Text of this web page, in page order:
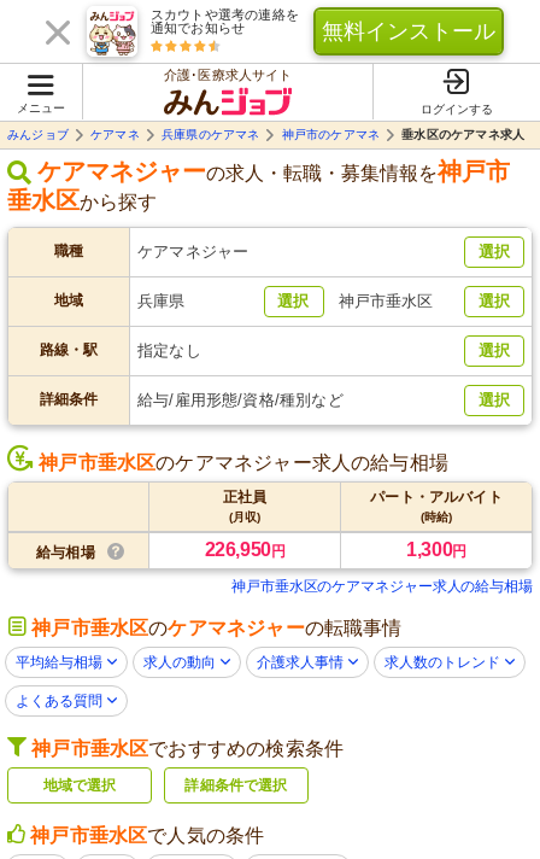
スカウトや選考の連絡を
通知でお知らせ
無料インストール
メニュー
介護･医療求人サイト
ログインする
みんジョブ
ケアマネ 兵庫県のケアマネ 神戸市のケアマネ 垂水区のケアマネ求人
ケアマネジャーの求人・転職・募集情報を神戸市
垂水区から探す
職種 ケアマネジャー 選択
地域 兵庫県 選択 神戸市垂水区 選択
路線・駅 指定なし 選択
詳細条件 給与/雇用形態/資格/種別など 選択
神戸市垂水区のケアマネジャー求人の給与相場
正社員
(月収)
パート・アルバイト
(時給)
給与相場 226,950円 1,300円
神戸市垂水区のケアマネジャー求人の給与相場
神戸市垂水区のケアマネジャーの転職事情
平均給与相場 求人の動向 介護求人事情 求人数のトレンド
よくある質問
神戸市垂水区でおすすめの検索条件
地域で選択 詳細条件で選択
神戸市垂水区で人気の条件